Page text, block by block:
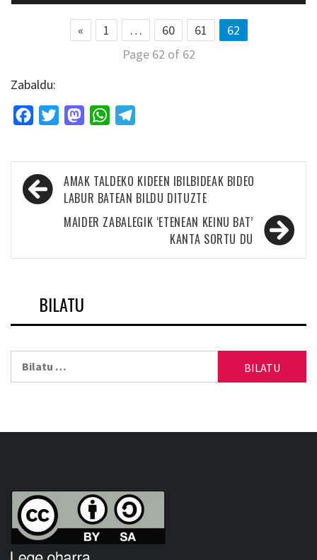
« 1 … 60 61
62
Page 62 of 62
Zabaldu:
FacebookTwitterMastodonWhatsApp
Bidalketetan
zehar
nabigatu
AMAK TALDEKO KIDEEN IBILBIDEAK BIDEO
LABUR BATEAN BILDU DITUZTE
MAIDER ZABALEGIK ‘ETENEAN KEINU BAT’
KANTA SORTU DU
BILATU